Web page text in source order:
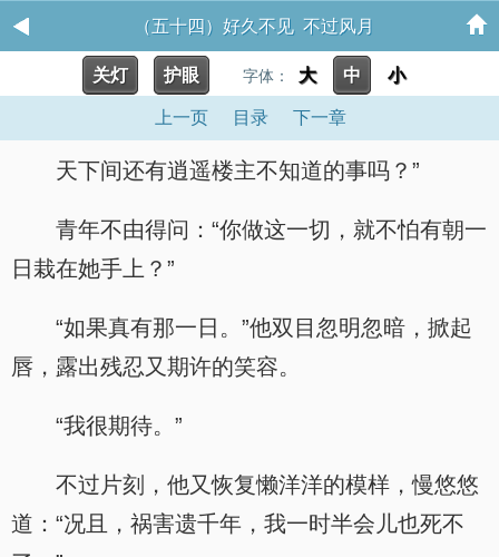
（五十四）好久不见 不过风月
关灯 护眼 字体： 大 中 小
上一页 目录 下一章
天下间还有逍遥楼主不知道的事吗？”
青年不由得问：“你做这一切，就不怕有朝一
日栽在她手上？”
“如果真有那一日。”他双目忽明忽暗，掀起
唇，露出残忍又期许的笑容。
“我很期待。”
不过片刻，他又恢复懒洋洋的模样，慢悠悠
道：“况且，祸害遗千年，我一时半会儿也死不